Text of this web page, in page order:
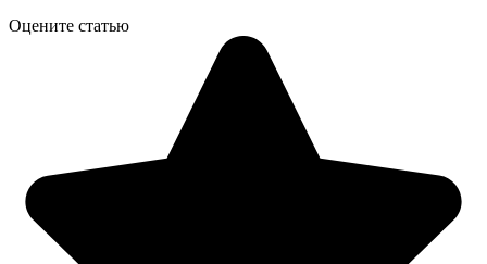
Оцените статью